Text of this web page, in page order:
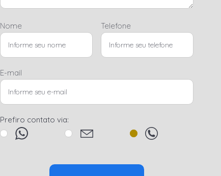
Nome Telefone
E-mail
Prefiro contato via: